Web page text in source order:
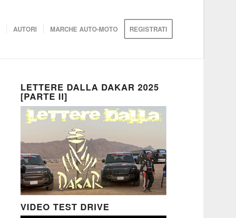
AUTORI MARCHE AUTO-MOTO REGISTRATI
LETTERE DALLA DAKAR 2025
[PARTE II]
VIDEO TEST DRIVE